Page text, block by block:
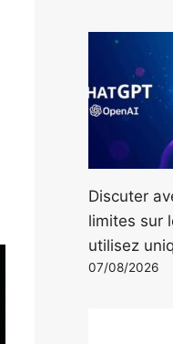
Discuter
limites sur
utilisez
07/08/2026